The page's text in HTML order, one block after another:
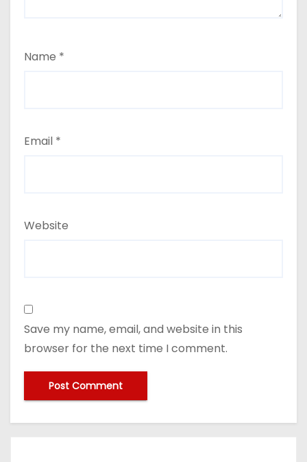
Name *
Email *
Website
Save my name, email, and website in this
browser for the next time I comment.